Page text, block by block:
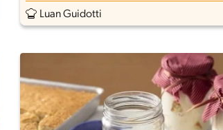
Luan Guidotti